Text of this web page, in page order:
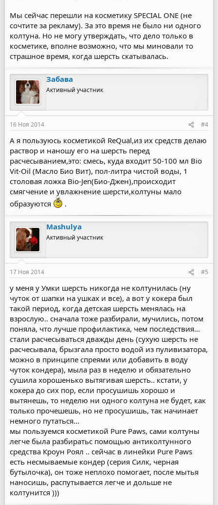
Мы сейчас перешли на косметику SPECIAL ONE (не
сочтите за рекламу). За это время не было ни одного
колтуна. Но не могу утверждать, что дело только в
косметике, вполне возможно, что мы миновали то
страшное время, когда шерсть скатывалась.
Забава
Активный участник
16 Ноя 2014 #4
А я пользуюсь косметикой ReQual,из их средств делаю
раствор и наношу его на шерсть перед
расчесыванием,это: смесь, куда входит 50-100 мл Bio
Vit-Oil (Масло Био Вит), пол-литра чистой воды, 1
столовая ложка Bio-Jen(Био-Джен),происходит
смягчение и увлажнение шерсти,колтуны мало
образуются
.
Mashulya
Активный участник
17 Ноя 2014 #5
у меня у Умки шерсть никогда не колтунилась (ну
чуток от шапки на ушках и все), а вот у кокера был
такой период, когда детская шерсть менялась на
взрослую.. сначала тоже разбирали, мучились, потом
поняла, что лучше профилактика, чем последствия...
стали расчесываться дважды день (сухую шерсть не
расчесывала, брызгала просто водой из пуливизатора,
можно в принципе спреями или добавить в воду
чуток кондера), мыла раз в неделю и обязательно
сушила хорошенько вытягивая шерсть.. кстати, у
кокера до сих пор, если просушишь хорошо и
вытянешь, то неделю ни одного колтуна не будет, как
только прочешешь, но не просушишь, так начинает
немного путаться...
мы пользуемся косметикой Pure Paws, сами колтуны
легче была разбиратьс помощью антиколтунного
средства Кроун Роял .. сейчас в линейки Pure Paws
есть несмываемые кондер (серия Силк, черная
бутылочка), он тоже неплохо помогает, после мытья
наносишь, распутывается легче и дольше не
колтунится )))